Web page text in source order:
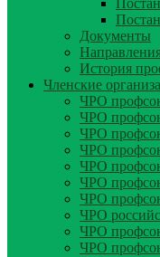
Документы
История
Членские
ЧРО
ЧРО
ЧРО
ЧРО
ЧРО
ЧРО
ЧРО
ЧРО
ЧРО
ЧРО